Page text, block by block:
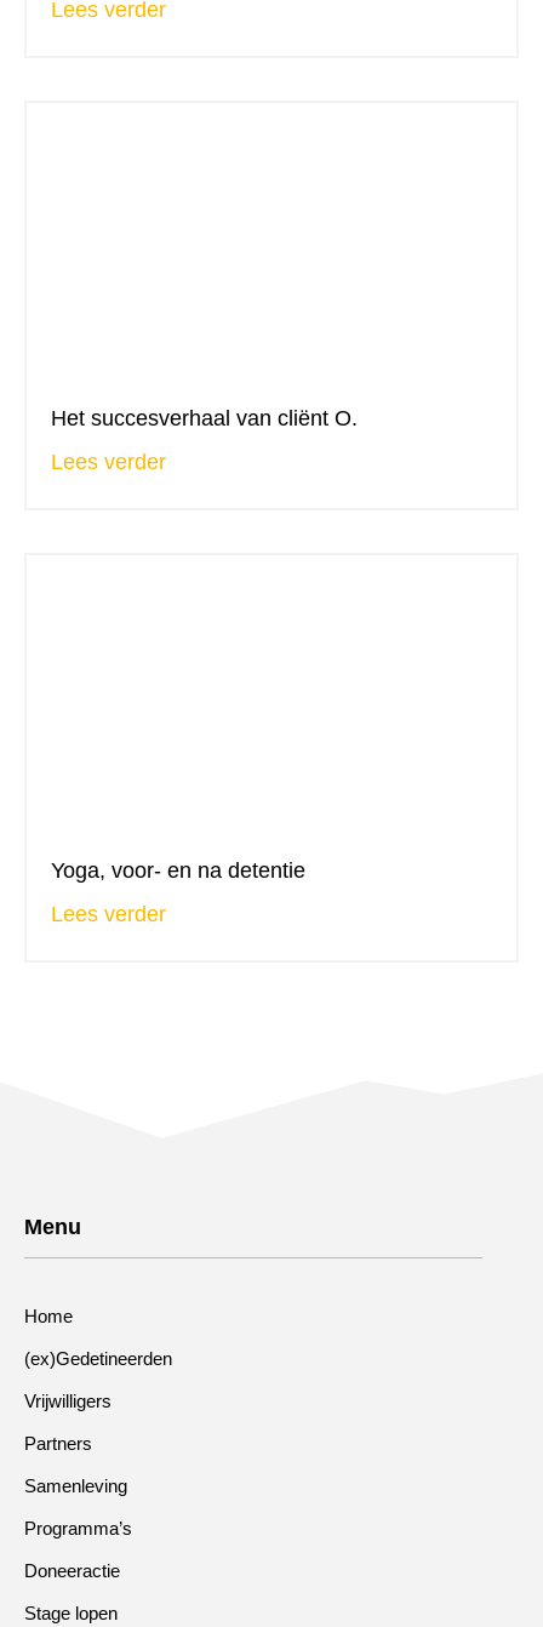
Lees verder
Het succesverhaal van cliënt O.
Lees verder
Yoga, voor- en na detentie
Lees verder
Menu
Home
(ex)Gedetineerden
Vrijwilligers
Partners
Samenleving
Programma’s
Doneeractie
Stage lopen